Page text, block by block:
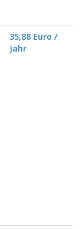
35,88 Euro /
Jahr